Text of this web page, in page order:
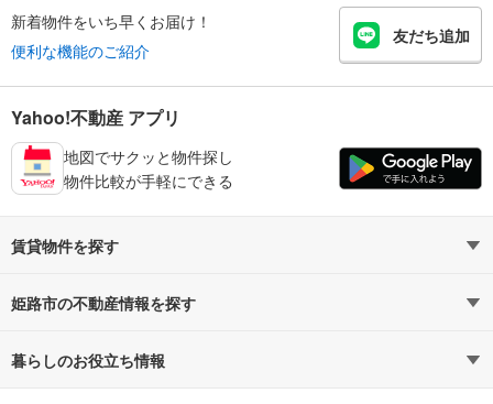
新着物件をいち早くお届け！
便利な機能のご紹介
友だち追加
Yahoo!不動産 アプリ
地図でサクッと物件探し
物件比較が手軽にできる
賃貸物件を探す
路線・駅から探す
通勤時間から探す
姫路市の不動産情報を探す
不動産・住宅
暮らしのお役立ち情報